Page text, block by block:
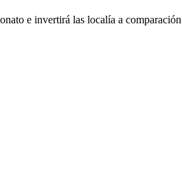
e invertirá las localía a